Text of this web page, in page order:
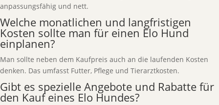
anpassungsfähig und nett.
Welche monatlichen und langfristigen
Kosten sollte man für einen Elo Hund
einplanen?
Man sollte neben dem Kaufpreis auch an die laufenden Kosten
denken. Das umfasst Futter, Pflege und Tierarztkosten.
Gibt es spezielle Angebote und Rabatte für
den Kauf eines Elo Hundes?